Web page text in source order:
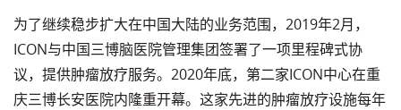
为了继续稳步扩大在中国大陆的业务范围，2019年2月，
ICON与中国三博脑医院管理集团签署了一项里程碑式协
议，提供肿瘤放疗服务。2020年底，第二家ICON中心在重
庆三博长安医院内隆重开幕。这家先进的肿瘤放疗设施每年